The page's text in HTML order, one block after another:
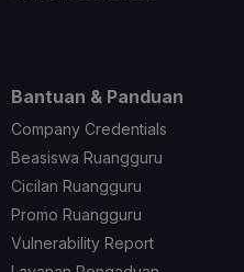
Bantuan & Panduan
Company Credentials
Beasiswa Ruangguru
Cicilan Ruangguru
Promo Ruangguru
Vulnerability Report